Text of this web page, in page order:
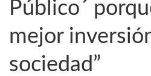
Público´
mejor
sociedad”